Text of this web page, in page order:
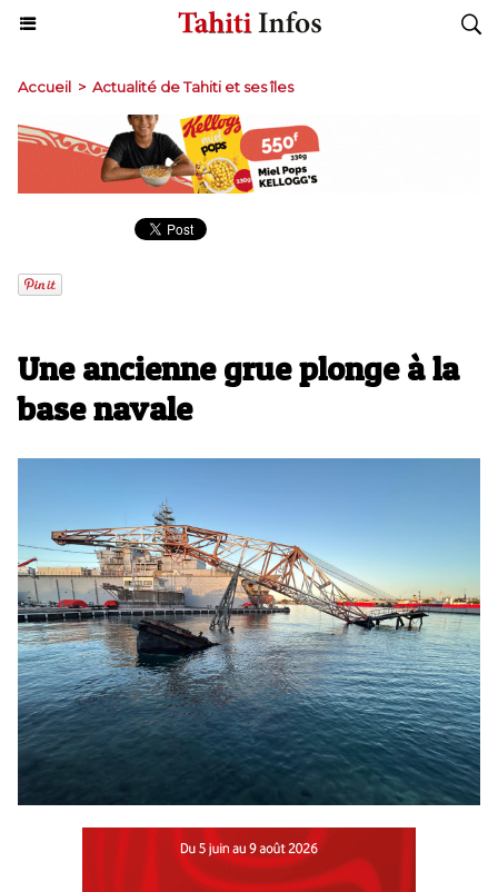
Accueil > Actualité de Tahiti et ses îles
Une ancienne grue plonge à la
base navale